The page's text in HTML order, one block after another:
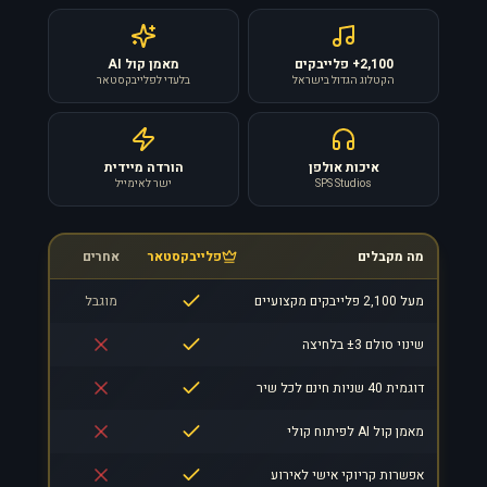
2,100+ פלייבקים
הקטלוג הגדול בישראל
מאמן קול AI
בלעדי לפלייבקסטאר
איכות אולפן
SPS Studios
הורדה מיידית
ישר לאימייל
מה מקבלים פלייבקסטאר אחרים
מעל 2,100 פלייבקים מקצועיים מוגבל
שינוי סולם ±3 בלחיצה
דוגמית 40 שניות חינם לכל שיר
מאמן קול AI לפיתוח קולי
אפשרות קריוקי אישי לאירוע